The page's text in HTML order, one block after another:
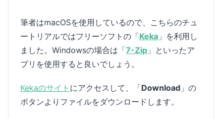
筆者はmacOSを使用しているので、こちらのチュ
ートリアルではフリーソフトの「Keka 」を利用し
ました。Windowsの場合は「7-Zip 」といったア
プリを使用すると良いでしょう。
Kekaのサイト にアクセスして、「Download 」の
ボタンよりファイルをダウンロードします。